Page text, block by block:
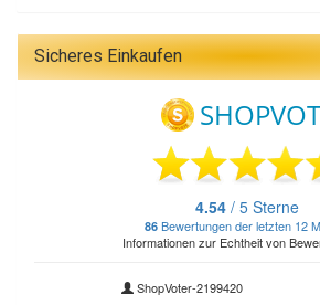
Sicheres Einkaufen